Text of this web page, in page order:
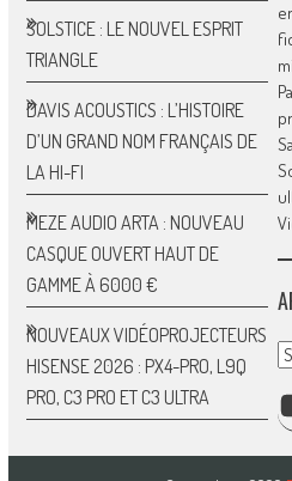
SOLSTICE : LE NOUVEL ESPRIT
TRIANGLE
DAVIS ACOUSTICS : L’HISTOIRE
D’UN GRAND NOM FRANÇAIS DE
LA HI-FI
MEZE AUDIO ARTA : NOUVEAU
CASQUE OUVERT HAUT DE
GAMME À 6000 €
NOUVEAUX VIDÉOPROJECTEURS
HISENSE 2026 : PX4-PRO, L9Q
PRO, C3 PRO ET C3 ULTRA